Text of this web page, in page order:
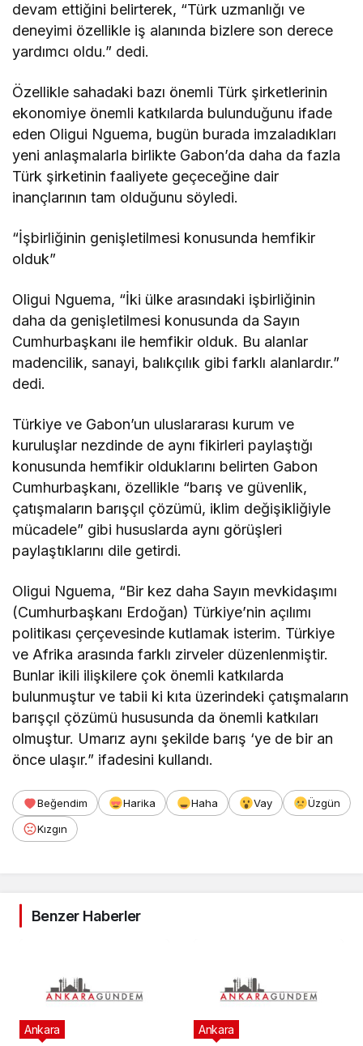
devam ettiğini belirterek, “Türk uzmanlığı ve
deneyimi özellikle iş alanında bizlere son derece
yardımcı oldu.” dedi.
Özellikle sahadaki bazı önemli Türk şirketlerinin
ekonomiye önemli katkılarda bulunduğunu ifade
eden Oligui Nguema, bugün burada imzaladıkları
yeni anlaşmalarla birlikte Gabon’da daha da fazla
Türk şirketinin faaliyete geçeceğine dair
inançlarının tam olduğunu söyledi.
“İşbirliğinin genişletilmesi konusunda hemfikir
olduk”
Oligui Nguema, “İki ülke arasındaki işbirliğinin
daha da genişletilmesi konusunda da Sayın
Cumhurbaşkanı ile hemfikir olduk. Bu alanlar
madencilik, sanayi, balıkçılık gibi farklı alanlardır.”
dedi.
Türkiye ve Gabon’un uluslararası kurum ve
kuruluşlar nezdinde de aynı fikirleri paylaştığı
konusunda hemfikir olduklarını belirten Gabon
Cumhurbaşkanı, özellikle “barış ve güvenlik,
çatışmaların barışçıl çözümü, iklim değişikliğiyle
mücadele” gibi hususlarda aynı görüşleri
paylaştıklarını dile getirdi.
Oligui Nguema, “Bir kez daha Sayın mevkidaşımı
(Cumhurbaşkanı Erdoğan) Türkiye’nin açılımı
politikası çerçevesinde kutlamak isterim. Türkiye
ve Afrika arasında farklı zirveler düzenlenmiştir.
Bunlar ikili ilişkilere çok önemli katkılarda
bulunmuştur ve tabii ki kıta üzerindeki çatışmaların
barışçıl çözümü hususunda da önemli katkıları
olmuştur. Umarız aynı şekilde barış ‘ye de bir an
önce ulaşır.” ifadesini kullandı.
Beğendim Harika Haha Vay
Üzgün
Kızgın
Benzer Haberler
Ankara Ankara